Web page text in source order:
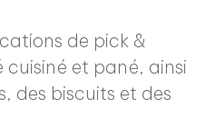
de pick &
et pané, ainsi
des biscuits et des